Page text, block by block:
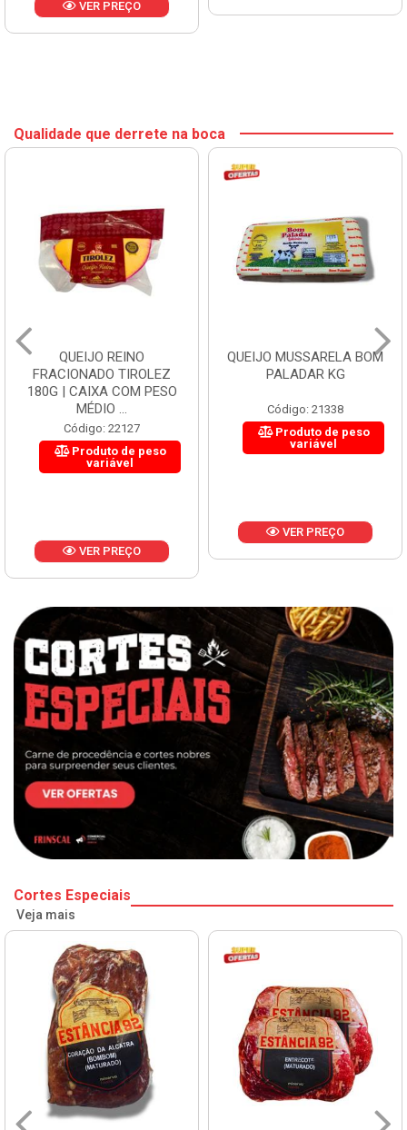
VER PREÇO
Qualidade que derrete na boca
QUEIJO REINO
FRACIONADO TIROLEZ
180G | CAIXA COM PESO
MÉDIO ...
Código: 22127
Produto de peso
variável
VER PREÇO
QUEIJO MUSSARELA BOM
PALADAR KG
Código: 21338
Produto de peso
variável
VER PREÇO
Cortes Especiais
Veja mais